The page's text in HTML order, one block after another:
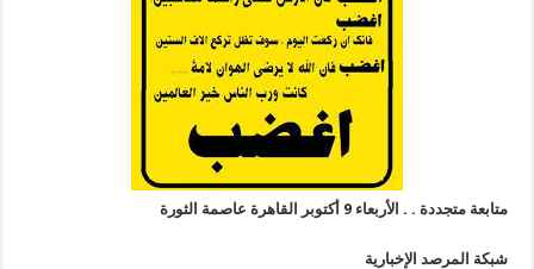
متابعة متجددة . . الأربعاء 9 أكتوبر القاهرة عاصمة الثورة
شبكة المرصد الإخبارية